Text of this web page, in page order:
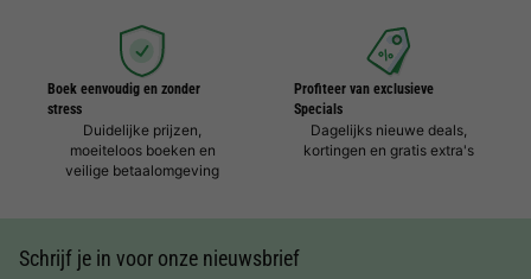
Boek eenvoudig en zonder
stress
Duidelijke prijzen,
moeiteloos boeken en
veilige betaalomgeving
Profiteer van exclusieve
Specials
Dagelijks nieuwe deals,
kortingen en gratis extra's
Schrijf je in voor onze nieuwsbrief